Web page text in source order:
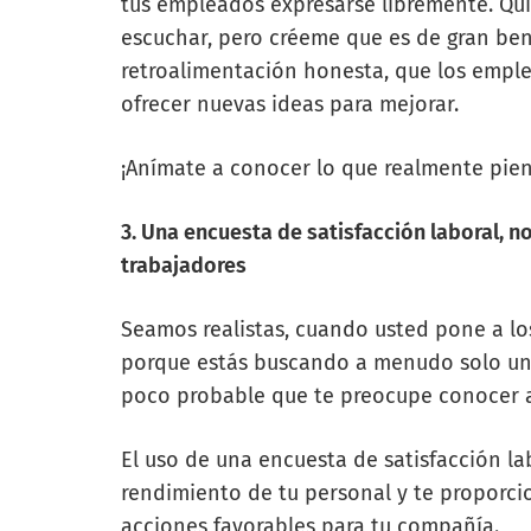
escuchar, pero créeme que es de gran
retroalimentación honesta, que los
ofrecer nuevas ideas para mejorar.
¡Anímate a conocer lo que realmente
3. Una encuesta de satisfacción laboral,
trabajadores
Seamos realistas, cuando usted pone a
porque estás buscando a menudo solo
poco probable que te preocupe conocer
El uso de una encuesta de satisfacción
rendimiento de tu personal y te